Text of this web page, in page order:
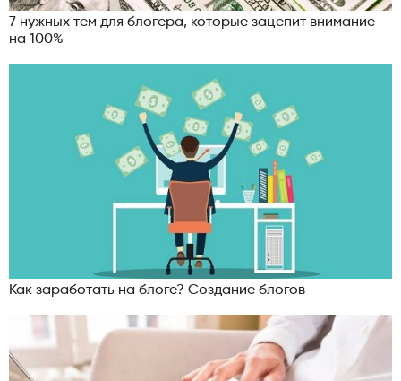
7 нужных тем для блогера, которые зацепит внимание
на 100%
Как заработать на блоге? Создание блогов